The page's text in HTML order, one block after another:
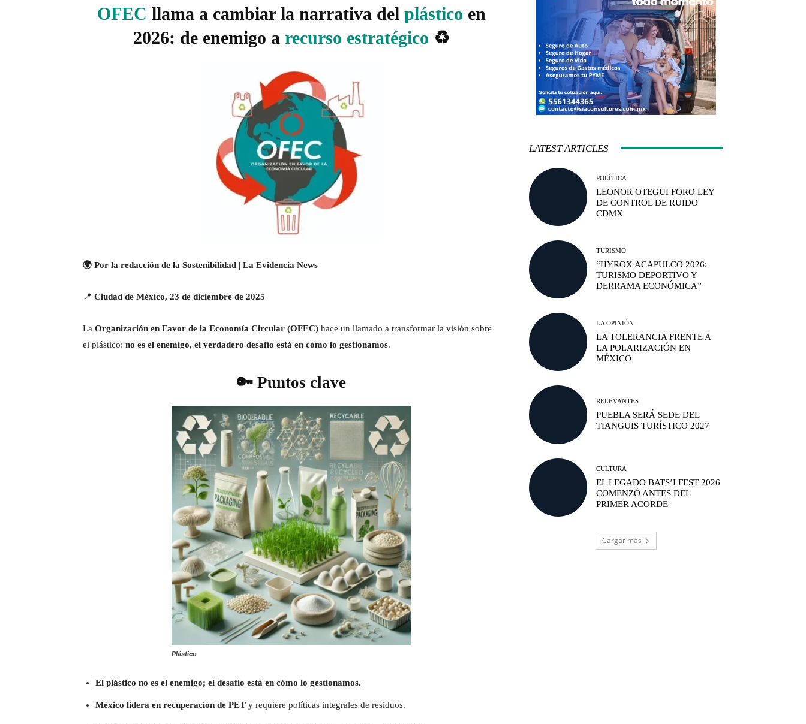
OFEC llama a cambiar la narrativa del plástico en
2026: de enemigo a recurso estratégico ♻️
🌍 Por la redacción de la Sostenibilidad | La Evidencia News
📍 Ciudad de México, 23 de diciembre de 2025
La Organización en Favor de la Economía Circular (OFEC) hace un llamado a transformar la visión sobre
el plástico: no es el enemigo, el verdadero desafío está en cómo lo gestionamos.
🔑 Puntos clave
Plástico
El plástico no es el enemigo; el desafío está en cómo lo gestionamos.
México lidera en recuperación de PET y requiere políticas integrales de residuos.
LATEST ARTICLES
POLÍTICA
LEONOR OTEGUI FORO LEY
DE CONTROL DE RUIDO
CDMX
TURISMO
“HYROX ACAPULCO 2026:
TURISMO DEPORTIVO Y
DERRAMA ECONÓMICA”
LA OPINIÓN
LA TOLERANCIA FRENTE A
LA POLARIZACIÓN EN
MÉXICO
RELEVANTES
PUEBLA SERÁ SEDE DEL
TIANGUIS TURÍSTICO 2027
CULTURA
EL LEGADO BATS’I FEST 2026
COMENZÓ ANTES DEL
PRIMER ACORDE
Cargar más